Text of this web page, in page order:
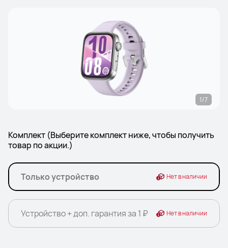
1/7
Комплект (Выберите комплект ниже, чтобы получить
товар по акции.)
Только устройство Нет в наличии
Устройство + доп. гарантия за 1 ₽ Нет в наличии